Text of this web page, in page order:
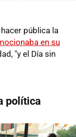
pública la
en su
"y el Día sin
política